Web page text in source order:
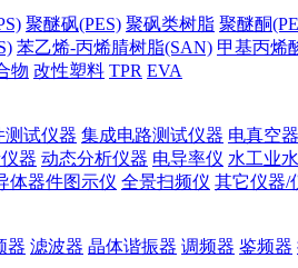
聚醚砜(PES) 聚砜类树脂 聚醚酮
苯乙烯-丙烯腈树脂(SAN) 甲基丙烯
物 改性塑料 TPR EVA
测试仪器 集成电路测试仪器 电真空
器 动态分析仪器 电导率仪 水工业
体器件图示仪 全景扫频仪 其它仪器/
器 滤波器 晶体谐振器 调频器 鉴频器